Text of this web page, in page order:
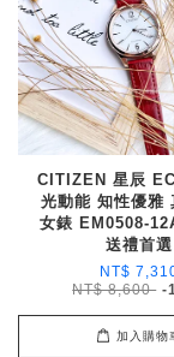
CITIZEN 星辰
光動能 知性優雅
女錶 EM0508-
送禮首選
NT$
NT$ 8,600 -
加入購物